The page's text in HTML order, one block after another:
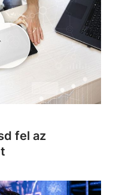
fel az